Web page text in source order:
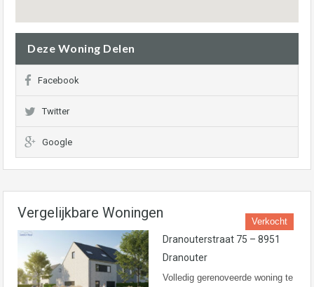
Deze Woning Delen
Facebook
Twitter
Google
Vergelijkbare Woningen
Verkocht
Dranouterstraat 75 – 8951
Dranouter
Volledig gerenoveerde woning te